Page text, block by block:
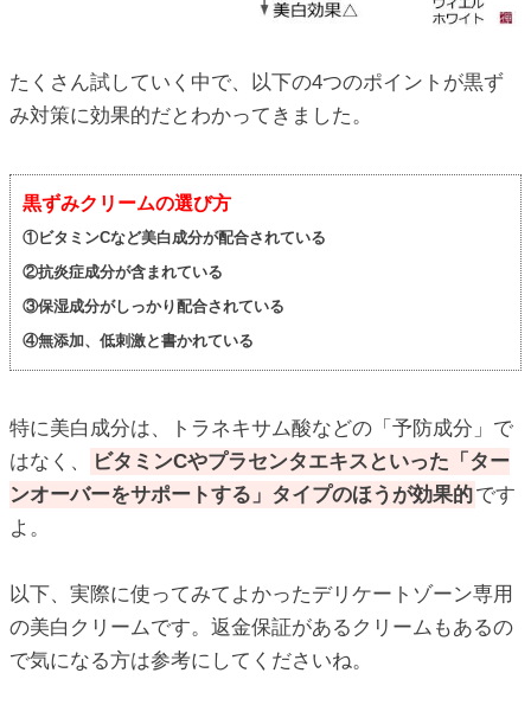
たくさん試していく中で、以下の4つのポイントが黒ず
み対策に効果的だとわかってきました。
黒ずみクリームの選び方
①ビタミンCなど美白成分が配合されている
②抗炎症成分が含まれている
③保湿成分がしっかり配合されている
④無添加、低刺激と書かれている
特に美白成分は、トラネキサム酸などの「予防成分」で
はなく、
ビタミンCやプラセンタエキスといった「ター
ンオーバーをサポートする」タイプのほうが効果的です
よ。
以下、実際に使ってみてよかったデリケートゾーン専用
の美白クリームです。返金保証があるクリームもあるの
で気になる方は参考にしてくださいね。